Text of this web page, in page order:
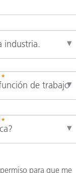
*
*
para que me